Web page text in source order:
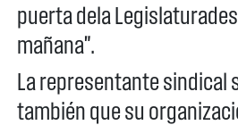
puerta dela
mañana".
La representante sindical
también que su